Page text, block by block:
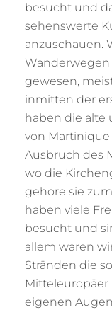
besucht und
sehenswerte
anzuschauen.
gewesen,
inmitten der
haben die alte
von Martinique
Ausbruch des
wo die
gehöre sie
haben viele
besucht und
allem waren
Stränden die
eigenen